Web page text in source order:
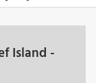
Island -